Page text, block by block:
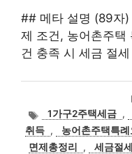
## 메타 설명 (89자)
제 조건, 농어촌주택
건 충족 시 세금 절
태
그
1가구2주택세금 ,
취득 , 농어촌주택특례
면제총정리
, 세금절